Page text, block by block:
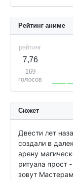
Рейтинг аниме
рейтинг
7,76
169
голосов
Сюжет
Двести лет
создали в
арену
ритуала прост
зовут